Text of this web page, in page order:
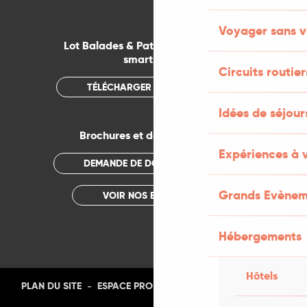
Voyager sans
Circuits
Idées de
Expériences à
Grands
Hébergements
Hôtels
Lot Balades & Patrimoines sur votre
smartphone
TÉLÉCHARGER L'APPLICATION
Brochures et documentations
DEMANDE DE DOCUMENTATION
VOIR NOS BROCHURES
PLAN DU SITE - ESPACE PRO